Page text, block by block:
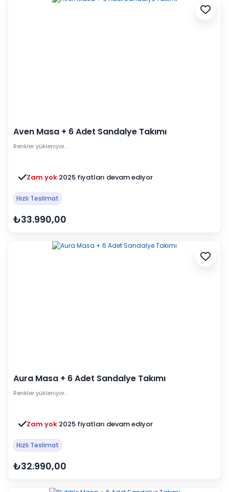
Aven Masa + 6 Adet Sandalye Takımı
Renkler yükleniyor…
Zam yok 2025 fiyatları devam ediyor
Hızlı Teslimat
₺33.990,00
Aura Masa + 6 Adet Sandalye Takımı
Renkler yükleniyor…
Zam yok 2025 fiyatları devam ediyor
Hızlı Teslimat
₺32.990,00